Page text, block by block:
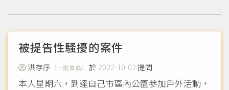
被提告性騷擾的案件
洪存序 （一般會員） 於 2022-10-02提問
本人星期六，到達自己市區內公園參加戶外活動，